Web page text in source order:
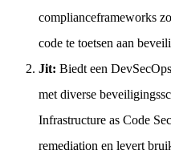
complianceframeworks
code te toetsen aan
Jit: Biedt een
met diverse
Infrastructure as Code
remediation en levert